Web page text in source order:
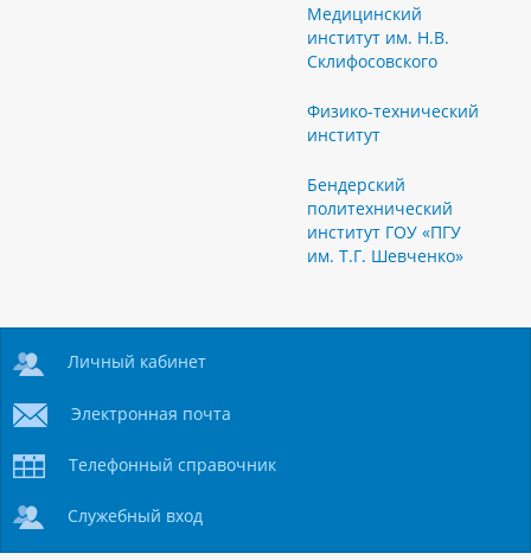
Медицинский
институт им. Н.В.
Склифосовского
Физико-технический
институт
Бендерский
политехнический
институт ГОУ «ПГУ
им. Т.Г. Шевченко»
Личный кабинет
Электронная почта
Телефонный справочник
Служебный вход